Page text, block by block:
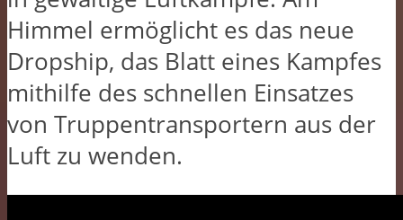
Himmel ermöglicht es das neue
Dropship, das Blatt eines Kampfes
mithilfe des schnellen Einsatzes
von Truppentransportern aus der
Luft zu wenden.